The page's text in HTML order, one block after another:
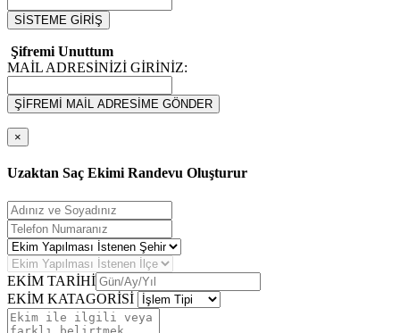
SİSTEME GİRİŞ
Şifremi Unuttum
MAİL ADRESİNİZİ GİRİNİZ:
ŞİFREMİ MAİL ADRESİME GÖNDER
×
Uzaktan Saç Ekimi Randevu Oluşturur
EKİM TARİHİ
EKİM KATAGORİSİ